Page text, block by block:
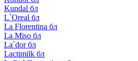
Kundal бл
L`Oreal бл
La Florentina бл
La Miso бл
La`dor бл
Lactimilk бл